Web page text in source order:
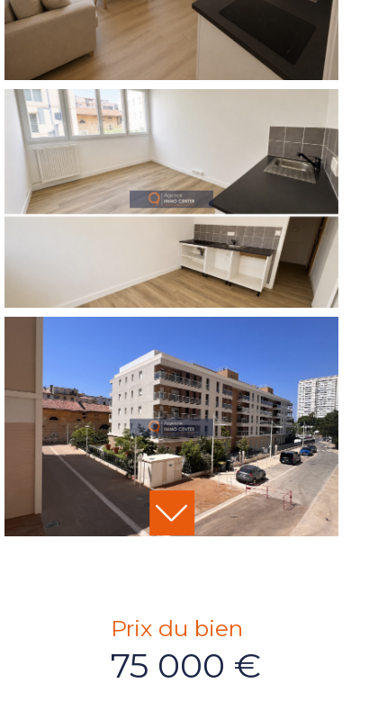
Prix du bien
75 000 €